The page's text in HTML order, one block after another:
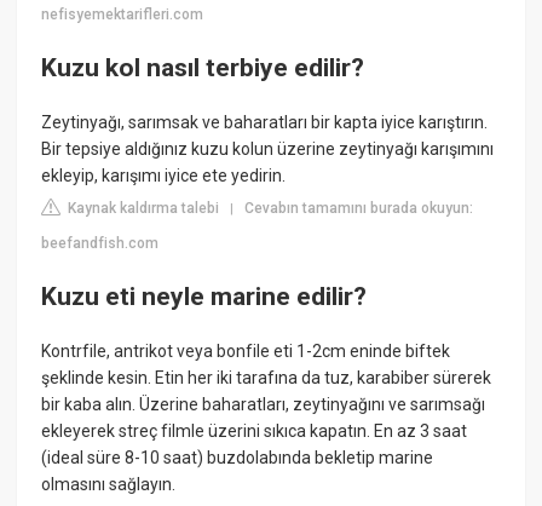
nefisyemektarifleri.com
Kuzu kol nasıl terbiye edilir?
Zeytinyağı, sarımsak ve baharatları bir kapta iyice karıştırın.
Bir tepsiye aldığınız kuzu kolun üzerine zeytinyağı karışımını
ekleyip, karışımı iyice ete yedirin.
Kaynak kaldırma talebi |Cevabın tamamını burada okuyun:
beefandfish.com
Kuzu eti neyle marine edilir?
Kontrfile, antrikot veya bonfile eti 1-2cm eninde biftek
şeklinde kesin. Etin her iki tarafına da tuz, karabiber sürerek
bir kaba alın. Üzerine baharatları, zeytinyağını ve sarımsağı
ekleyerek streç filmle üzerini sıkıca kapatın. En az 3 saat
(ideal süre 8-10 saat) buzdolabında bekletip marine
olmasını sağlayın.